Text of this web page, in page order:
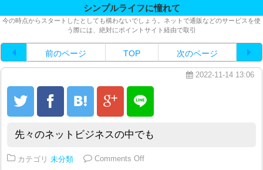
シンプルライフに憧れて
今の時点からスタートしたとしても構わないでしょう。ネットで通販などのサービスを使
う際には、絶対にポイントサイト経由で取引
前のページ TOP 次のページ
2022-11-14 13:06
先々のネットビジネスの中でも
カテゴリ 未分類 Comments Offon 先々のネットビジネスの中でも